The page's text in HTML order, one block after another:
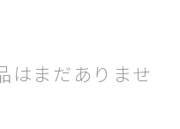
はまだありませ